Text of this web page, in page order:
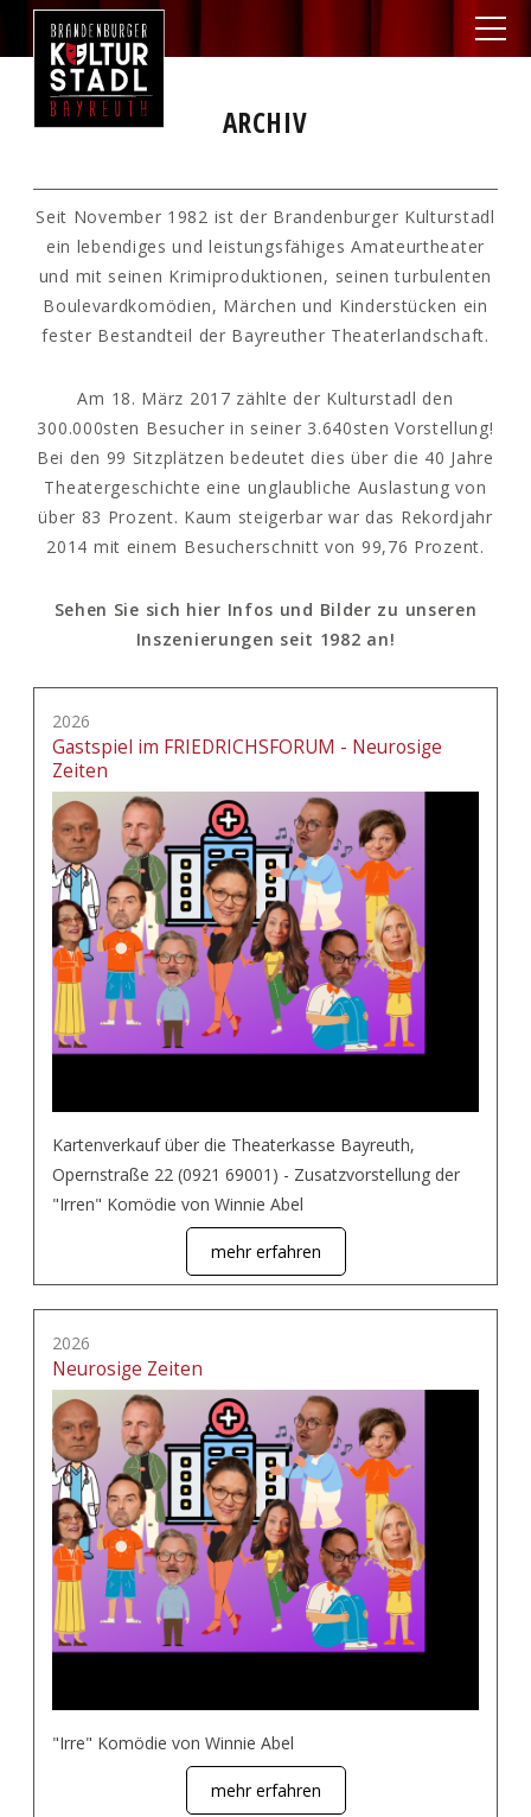
ARCHIV
Seit November 1982 ist der Brandenburger Kulturstadl
ein lebendiges und leistungsfähiges Amateurtheater
und mit seinen Krimiproduktionen, seinen turbulenten
Boulevardkomödien, Märchen und Kinderstücken ein
fester Bestandteil der Bayreuther Theaterlandschaft.
Am 18. März 2017 zählte der Kulturstadl den
300.000sten Besucher in seiner 3.640sten Vorstellung!
Bei den 99 Sitzplätzen bedeutet dies über die 40 Jahre
Theatergeschichte eine unglaubliche Auslastung von
über 83 Prozent. Kaum steigerbar war das Rekordjahr
2014 mit einem Besucherschnitt von 99,76 Prozent.
Sehen Sie sich hier Infos und Bilder zu unseren
Inszenierungen seit 1982 an!
2026
Gastspiel im FRIEDRICHSFORUM - Neurosige
Zeiten
Kartenverkauf über die Theaterkasse Bayreuth,
Opernstraße 22 (0921 69001) - Zusatzvorstellung der
"Irren" Komödie von Winnie Abel
mehr erfahren
2026
Neurosige Zeiten
"Irre" Komödie von Winnie Abel
mehr erfahren